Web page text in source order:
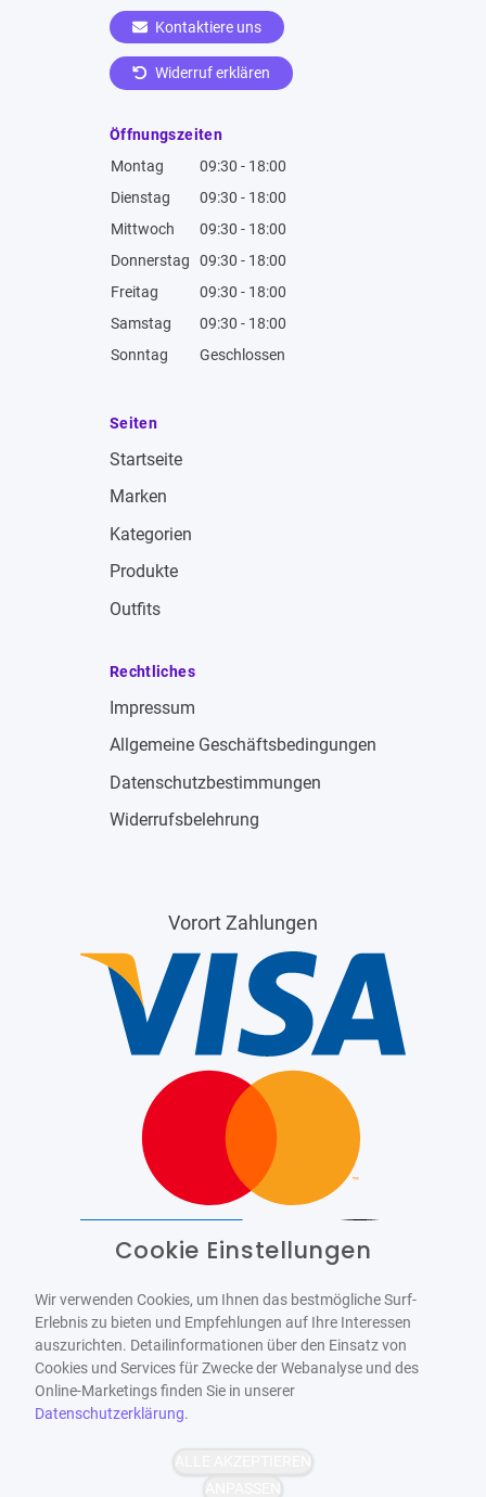
Kontaktiere uns
Widerruf erklären
Öffnungszeiten
Montag
09:30 - 18:00
Dienstag
09:30 - 18:00
Mittwoch
09:30 - 18:00
Donnerstag
09:30 - 18:00
Freitag
09:30 - 18:00
Samstag
09:30 - 18:00
Sonntag
Geschlossen
Seiten
Startseite
Marken
Kategorien
Produkte
Outfits
Rechtliches
Impressum
Allgemeine Geschäftsbedingungen
Datenschutzbestimmungen
Widerrufsbelehrung
Vorort Zahlungen
WCAG-2.1-AA
Cookie Einstellungen
Wir verwenden Cookies, um Ihnen das bestmögliche Surf-
Erlebnis zu bieten und Empfehlungen auf Ihre Interessen
auszurichten. Detailinformationen über den Einsatz von
Cookies und Services für Zwecke der Webanalyse und des
Online-Marketings finden Sie in unserer
Datenschutzerklärung.
ALLE AKZEPTIEREN
ANPASSEN